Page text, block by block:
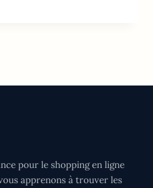
pour le shopping en ligne
apprenons à trouver les